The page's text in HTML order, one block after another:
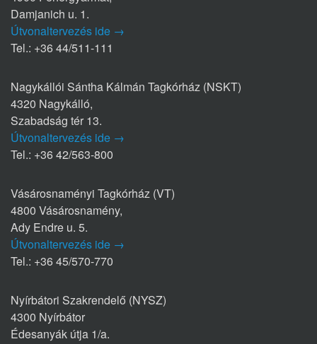
Damjanich u. 1.
Útvonaltervezés ide →
Tel.: +36 44/511-111
Nagykállói Sántha Kálmán Tagkórház (NSKT)
4320 Nagykálló,
Szabadság tér 13.
Útvonaltervezés ide →
Tel.: +36 42/563-800
Vásárosnaményi Tagkórház (VT)
4800 Vásárosnamény,
Ady Endre u. 5.
Útvonaltervezés ide →
Tel.: +36 45/570-770
Nyírbátori Szakrendelő (NYSZ)
4300 Nyírbátor
Édesanyák útja 1/a.